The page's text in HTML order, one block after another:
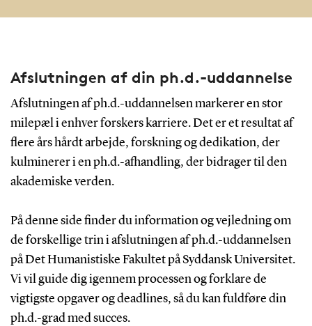
Afslutningen af din ph.d.-uddannelse
Afslutningen af ph.d.-uddannelsen markerer en stor
milepæl i enhver forskers karriere. Det er et resultat af
flere års hårdt arbejde, forskning og dedikation, der
kulminerer i en ph.d.-afhandling, der bidrager til den
akademiske verden.
På denne side finder du information og vejledning om
de forskellige trin i afslutningen af ph.d.-uddannelsen
på Det Humanistiske Fakultet på Syddansk Universitet.
Vi vil guide dig igennem processen og forklare de
vigtigste opgaver og deadlines, så du kan fuldføre din
ph.d.-grad med succes.